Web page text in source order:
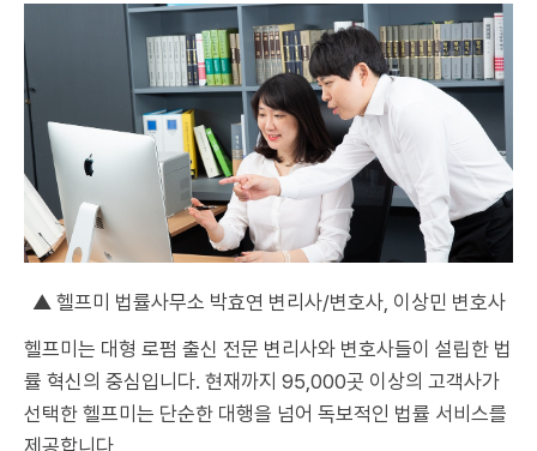
▲ 헬프미 법률사무소 박효연 변리사/변호사, 이상민 변호사
헬프미는 대형 로펌 출신 전문 변리사와 변호사들이 설립한 법
률 혁신의 중심입니다. 현재까지 95,000곳 이상의 고객사가
선택한 헬프미는 단순한 대행을 넘어 독보적인 법률 서비스를